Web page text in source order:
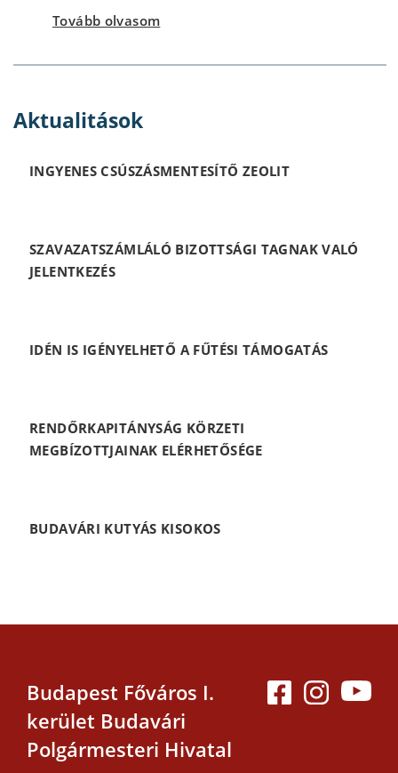
Tovább olvasom
Aktualitások
INGYENES CSÚSZÁSMENTESÍTŐ ZEOLIT
SZAVAZATSZÁMLÁLÓ BIZOTTSÁGI TAGNAK VALÓ
JELENTKEZÉS
IDÉN IS IGÉNYELHETŐ A FŰTÉSI TÁMOGATÁS
RENDŐRKAPITÁNYSÁG KÖRZETI
MEGBÍZOTTJAINAK ELÉRHETŐSÉGE
BUDAVÁRI KUTYÁS KISOKOS
Budapest Főváros I.
kerület Budavári
Polgármesteri Hivatal